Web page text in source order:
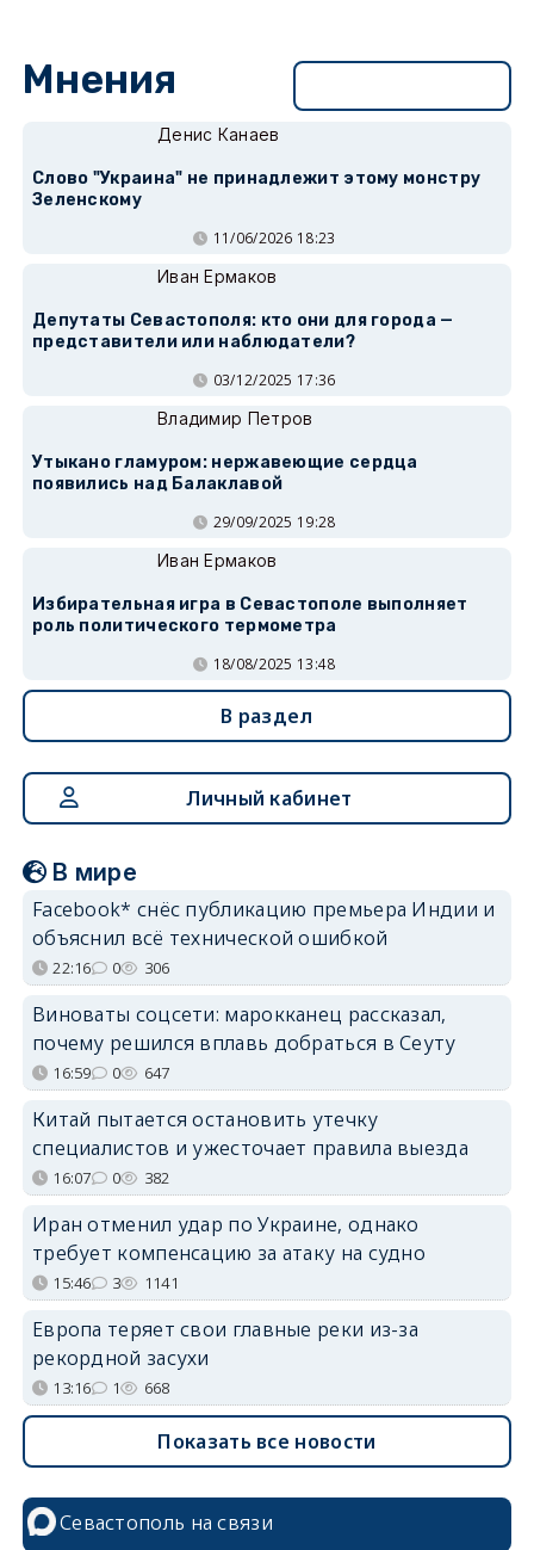
Мнения
Денис Канаев
Слово "Украина" не принадлежит этому монстру
Зеленскому
11/06/2026 18:23
Иван Ермаков
Депутаты Севастополя: кто они для города —
представители или наблюдатели?
03/12/2025 17:36
Владимир Петров
Утыкано гламуром: нержавеющие сердца
появились над Балаклавой
29/09/2025 19:28
Иван Ермаков
Избирательная игра в Севастополе выполняет
роль политического термометра
18/08/2025 13:48
В раздел
Личный кабинет
В мире
Facebook* снёс публикацию премьера Индии и
объяснил всё технической ошибкой
22:16 0 306
Виноваты соцсети: марокканец рассказал,
почему решился вплавь добраться в Сеуту
16:59 0 647
Китай пытается остановить утечку
специалистов и ужесточает правила выезда
16:07 0 382
Иран отменил удар по Украине, однако
требует компенсацию за атаку на судно
15:46 3 1141
Европа теряет свои главные реки из-за
рекордной засухи
13:16 1 668
Показать все новости
Севастополь на связи